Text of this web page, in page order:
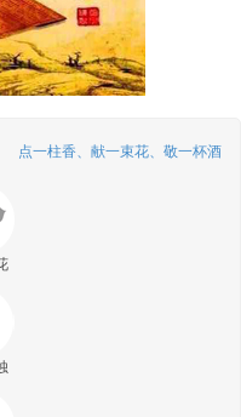
点一柱香、献一束花、敬一杯酒